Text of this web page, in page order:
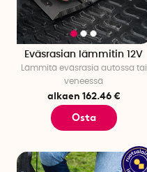
Eväsrasian lämmitin 12V
Lämmitä eväsrasia autossa tai
veneessä
alkaen 162.46 €
Osta